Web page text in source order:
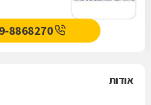
8868270
אודות